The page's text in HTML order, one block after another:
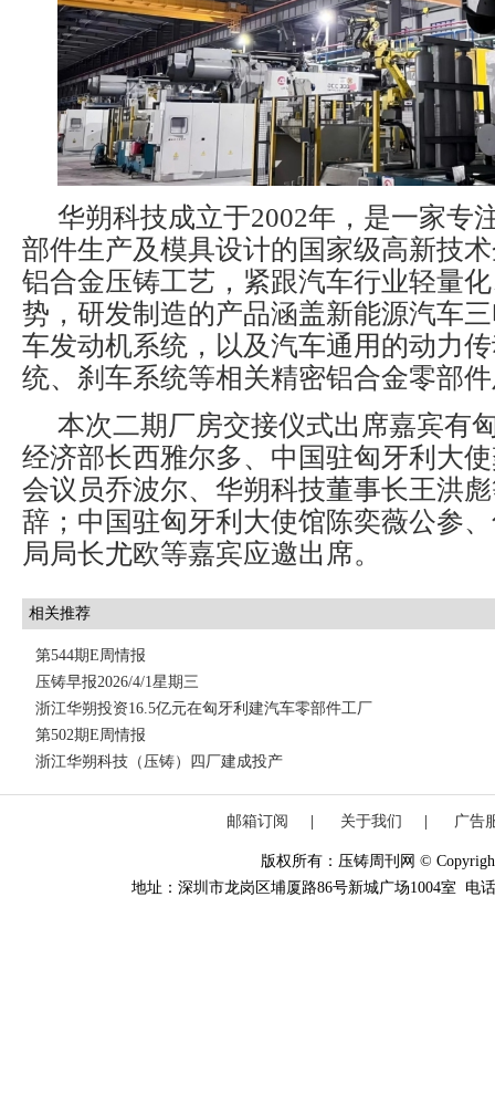
华朔科技成立于2002年，是一家专
部件生产及模具设计的国家级高新技
铝合金压铸工艺，紧跟汽车行业轻量
势，研发制造的产品涵盖新能源汽车
车发动机系统，以及汽车通用的动力
统、刹车系统等相关精密铝合金零部
本次二期厂房交接仪式出席嘉宾有
经济部长西雅尔多、中国驻匈牙利大
会议员乔波尔、华朔科技董事长王洪
辞；中国驻匈牙利大使馆陈奕薇公参
局局长尤欧等嘉宾应邀出席。
相关推荐
第544期E周情报
压铸早报2026/4/1星期三
浙江华朔投资16.5亿元在匈牙利建汽车零部件工厂
第502期E周情报
浙江华朔科技（压铸）四厂建成投产
邮箱订阅 关于我们 广告
版权所有：压铸周刊网 ©
地址：深圳市龙岗区埔厦路86号新城广场1004室 电